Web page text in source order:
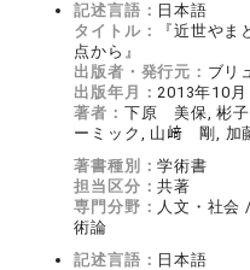
記述言語： 日本語
タイトル：
『近世や
点から』
出版者・発行元： ブリ
出版年月：2013年10月
著者： 下原 美保, 彬子
ーミック, 山﨑 剛,
著書種別：学術書
担当区分：共著
専門分野： 人文・社会
術論
記述言語： 日本語